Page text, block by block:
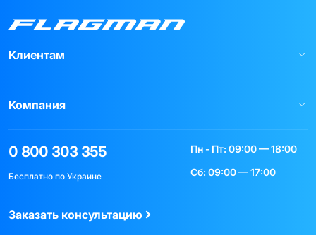
Клиентам
Компания
0 800 303 355
Бесплатно по Украине
Пн - Пт: 09:00 — 18:00
Сб: 09:00 — 17:00
Заказать консультацию